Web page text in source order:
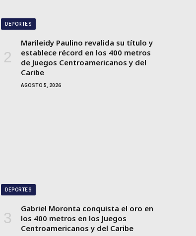
DEPORTES
Marileidy Paulino revalida su título y
establece récord en los 400 metros
de Juegos Centroamericanos y del
Caribe
AGOSTO 5, 2026
DEPORTES
Gabriel Moronta conquista el oro en
los 400 metros en los Juegos
Centroamericanos y del Caribe